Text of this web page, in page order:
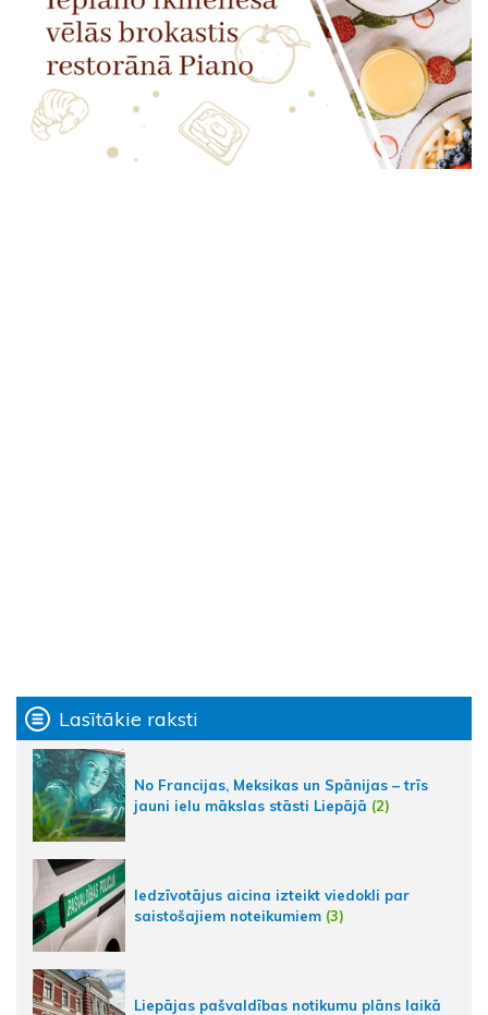
Lasītākie raksti
No Francijas, Meksikas un Spānijas – trīs
jauni ielu mākslas stāsti Liepājā (2)
Iedzīvotājus aicina izteikt viedokli par
saistošajiem noteikumiem (3)
Liepājas pašvaldības notikumu plāns laikā